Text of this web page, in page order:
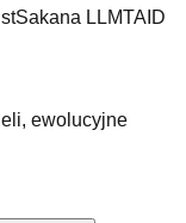
Sakana LLMTAID
ewolucyjne